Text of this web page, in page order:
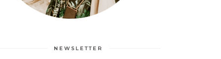
NEWSLETTER